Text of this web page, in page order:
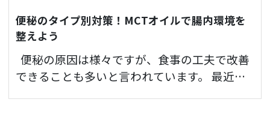
便秘のタイプ別対策！MCTオイルで腸内環境を
整えよう
便秘の原因は様々ですが、食事の工夫で改善
できることも多いと言われています。 最近注